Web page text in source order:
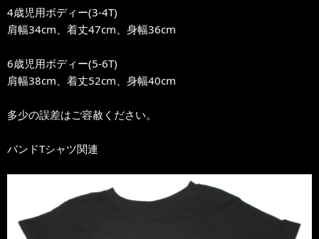
4歳児用ボディー(3-4T)
肩幅34cm、着丈47cm、身幅36cm
6歳児用ボディー(5-6T)
肩幅38cm、着丈52cm、身幅40cm
多少の誤差はご容赦ください。
バンドTシャツ関連